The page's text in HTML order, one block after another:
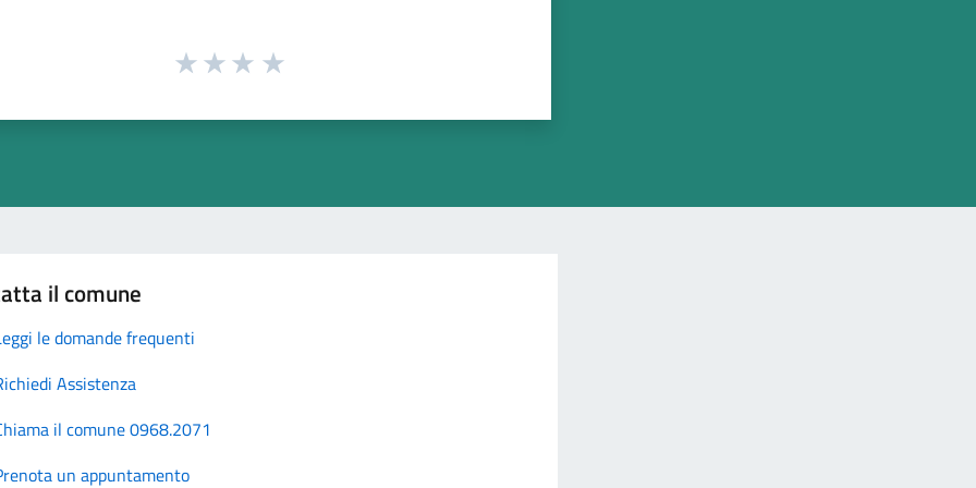
il comune
le domande frequenti
Assistenza
il comune 0968.2071
un appuntamento